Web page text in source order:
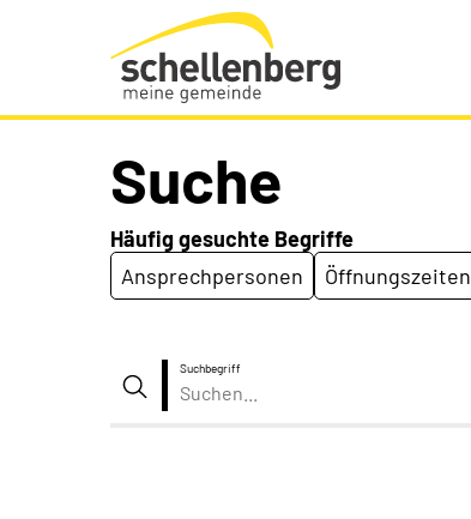
Gemeinde Schellenberg Startseite
Suche
Häufig gesuchte Begriffe
Ansprechpersonen
Öffnungszeiten
Suchbegriff